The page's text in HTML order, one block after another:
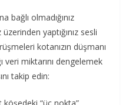
bağlı olmadığınız
yaptığınız sesli
kotanızın düşmanı
veri miktarını dengelemek
takip edin:
“üç nokta”